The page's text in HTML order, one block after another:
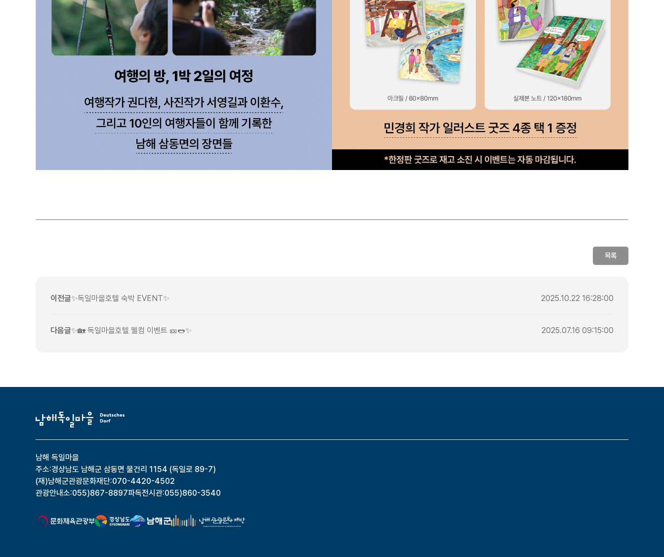
목록
이전글✨독일마을호텔 숙박 EVENT✨ 2025.10.22 16:28:00
다음글✨🏡 독일마을호텔 웰컴 이벤트 🎫🌭✨ 2025.07.16 09:15:00
남해 독일마을
주소:경상남도 남해군 삼동면 물건리 1154 (독일로 89-7)
(재)남해군관광문화재단:070-4420-4502
관광안내소:055)867-8897파독전시관:055)860-3540